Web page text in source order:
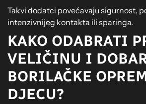
Takvi dodatci povećavaju sigurnost,
intenzivnijeg kontakta ili sparinga.
KAKO ODABRATI
VELIČINU I
BORILAČKE
DJECU?